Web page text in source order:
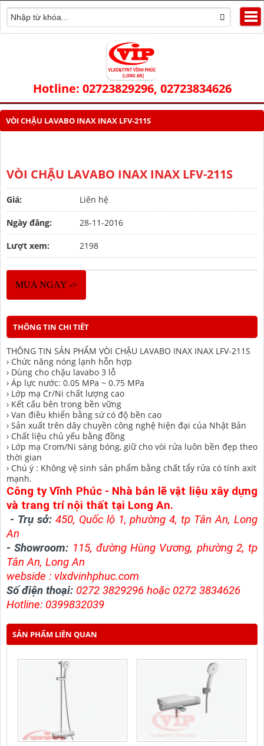
Hotline: 02723829296, 02723834626
VÒI CHẬU LAVABO INAX INAX LFV-211S
VÒI CHẬU LAVABO INAX INAX LFV-211S
Giá: Liên hệ
Ngày đăng: 28-11-2016
Lượt xem: 2198
MUA NGAY ->
THÔNG TIN CHI TIẾT
THÔNG TIN SẢN PHẨM VÒI CHẬU LAVABO INAX INAX LFV-211S
› Chức năng nóng lạnh hỗn hợp
› Dùng cho chậu lavabo 3 lỗ
› Áp lực nước: 0.05 MPa ~ 0.75 MPa
› Lớp mạ Cr/Ni chất lượng cao
› Kết cấu bên trong bền vững
› Van điều khiển bằng sứ có độ bền cao
› Sản xuất trên dây chuyền công nghệ hiện đại của Nhật Bản
› Chất liệu chủ yếu bằng đồng
› Lớp mạ Crom/Ni sáng bóng, giữ cho vòi rửa luôn bền đẹp theo
thời gian
› Chú ý : Không vệ sinh sản phẩm bằng chất tẩy rửa có tính axit
mạnh.
Công ty Vĩnh Phúc - Nhà bán lẽ vật liệu xây dựng
và trang trí nội thất tại Long An.
- Trụ sở: 450, Quốc lộ 1, phường 4, tp Tân An, Long
An
- Showroom: 115, đường Hùng Vương, phường 2, tp
Tân An, Long An
webside : vlxdvinhphuc.com
Số điện thoại: 0272 3829296 hoặc 0272 3834626
Hotline: 0399832039
SẢN PHẨM LIÊN QUAN